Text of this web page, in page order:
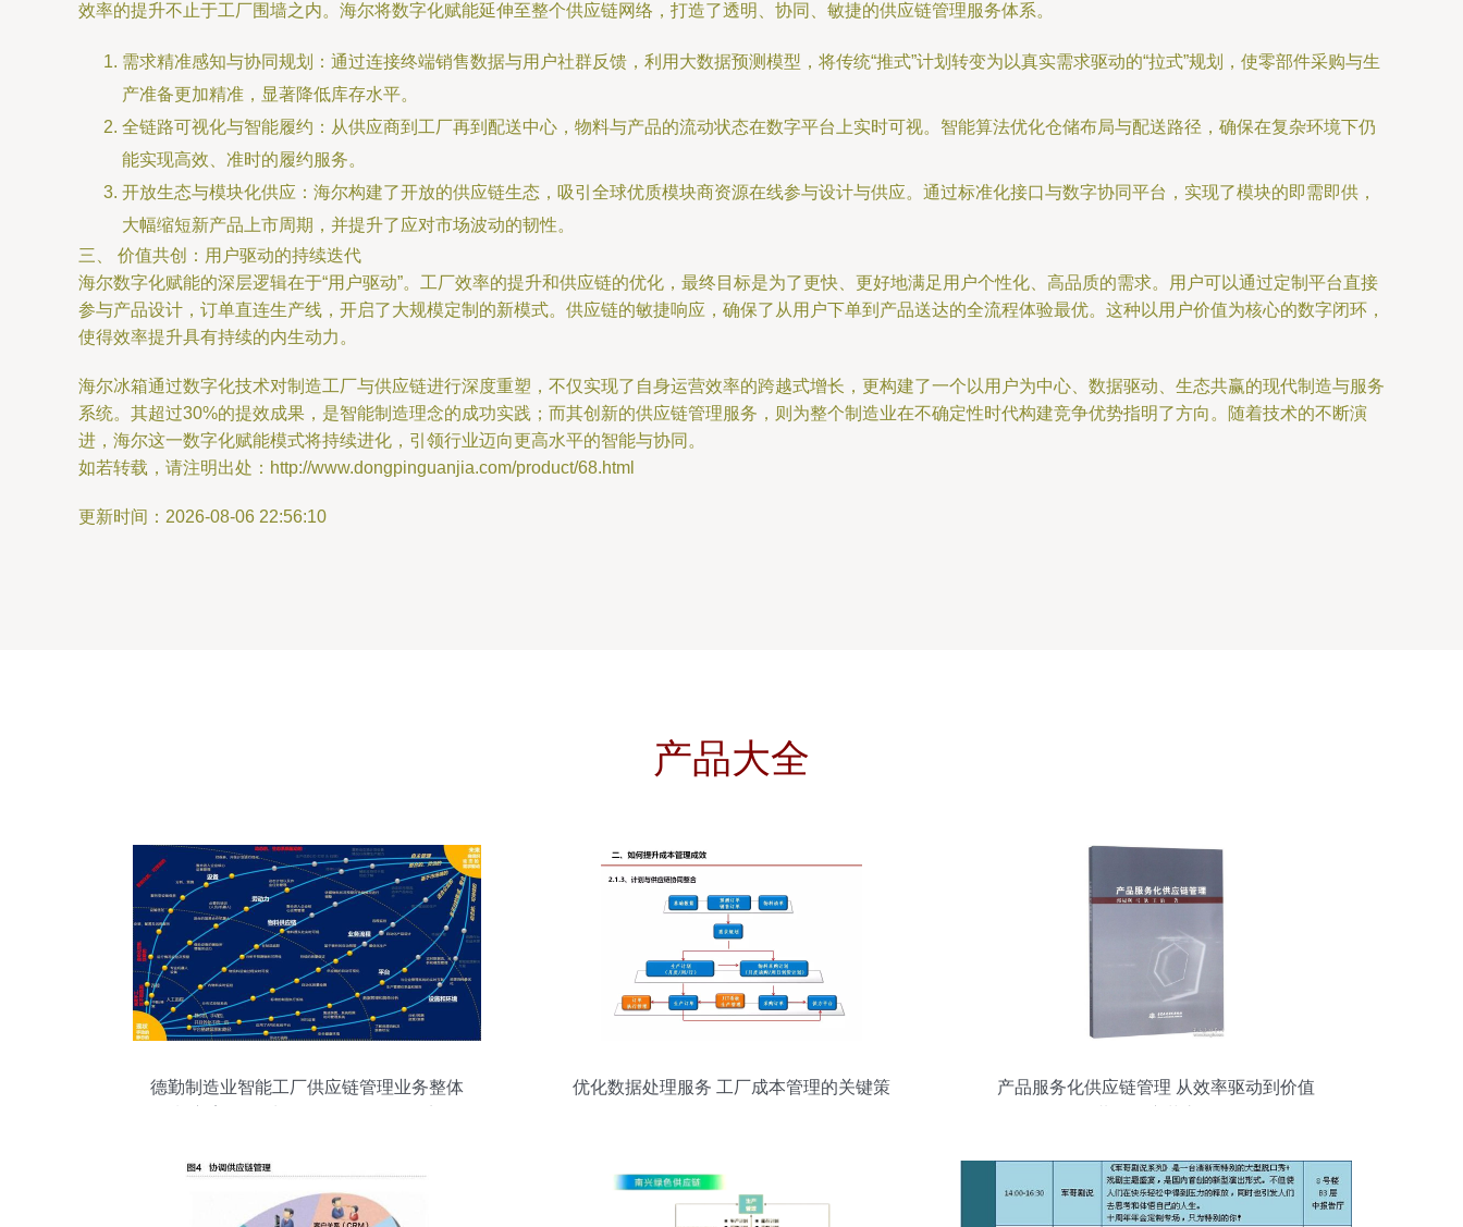
效率的提升不止于工厂围墙之内。海尔将数字化赋能延伸至整个供应链网络，打造了透明、协同、敏捷的供应链管理服务体系。
需求精准感知与协同规划：通过连接终端销售数据与用户社群反馈，利用大数据预测模型，将传统“推式”计划转变为以真实需求驱动的“拉式”规划，使零部件采购与生
产准备更加精准，显著降低库存水平。
全链路可视化与智能履约：从供应商到工厂再到配送中心，物料与产品的流动状态在数字平台上实时可视。智能算法优化仓储布局与配送路径，确保在复杂环境下仍
能实现高效、准时的履约服务。
开放生态与模块化供应：海尔构建了开放的供应链生态，吸引全球优质模块商资源在线参与设计与供应。通过标准化接口与数字协同平台，实现了模块的即需即供，
大幅缩短新产品上市周期，并提升了应对市场波动的韧性。
三、 价值共创：用户驱动的持续迭代
海尔数字化赋能的深层逻辑在于“用户驱动”。工厂效率的提升和供应链的优化，最终目标是为了更快、更好地满足用户个性化、高品质的需求。用户可以通过定制平台直接
参与产品设计，订单直连生产线，开启了大规模定制的新模式。供应链的敏捷响应，确保了从用户下单到产品送达的全流程体验最优。这种以用户价值为核心的数字闭环，
使得效率提升具有持续的内生动力。
海尔冰箱通过数字化技术对制造工厂与供应链进行深度重塑，不仅实现了自身运营效率的跨越式增长，更构建了一个以用户为中心、数据驱动、生态共赢的现代制造与服务
系统。其超过30%的提效成果，是智能制造理念的成功实践；而其创新的供应链管理服务，则为整个制造业在不确定性时代构建竞争优势指明了方向。随着技术的不断演
进，海尔这一数字化赋能模式将持续进化，引领行业迈向更高水平的智能与协同。
如若转载，请注明出处：http://www.dongpinguanjia.com/product/68.html
更新时间：2026-08-06 22:56:10
产品大全
德勤制造业智能工厂供应链管理业务整体
优化数据处理服务 工厂成本管理的关键策
产品服务化供应链管理 从效率驱动到价值